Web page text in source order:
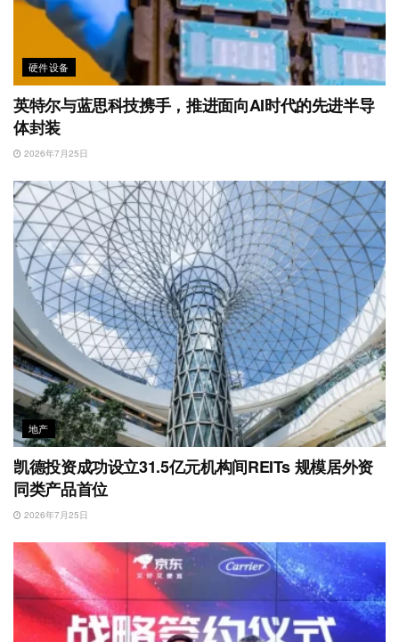
硬件设备
英特尔与蓝思科技携手，推进面向AI时代的先进半导
体封装
2026年7月25日
地产
凯德投资成功设立31.5亿元机构间REITs 规模居外资
同类产品首位
2026年7月25日